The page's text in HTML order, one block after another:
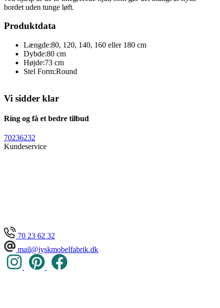
bordet uden tunge løft.
Produktdata
Længde:80, 120, 140, 160 eller 180 cm
Dybde:80 cm
Højde:73 cm
Stel Form:Round
Vi sidder klar
Ring og få et bedre tilbud
70236232
Kundeservice
70 23 62 32
mail@jyskmobelfabrik.dk